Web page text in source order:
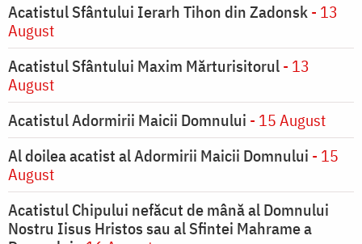
Acatistul Sfântului Ierarh Tihon din Zadonsk- 13
August
Acatistul Sfântului Maxim Mărturisitorul- 13
August
Acatistul Adormirii Maicii Domnului - 15 August
Al doilea acatist al Adormirii Maicii Domnului - 15
August
Acatistul Chipului nefăcut de mână al Domnului
Nostru Iisus Hristos sau al Sfintei Mahrame a